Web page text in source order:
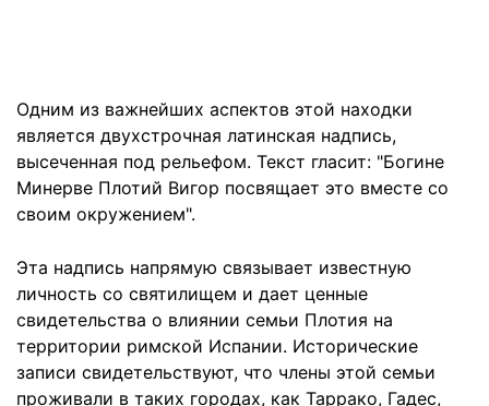
Одним из важнейших аспектов этой находки
является двухстрочная латинская надпись,
высеченная под рельефом. Текст гласит: "Богине
Минерве Плотий Вигор посвящает это вместе со
своим окружением".
Эта надпись напрямую связывает известную
личность со святилищем и дает ценные
свидетельства о влиянии семьи Плотия на
территории римской Испании. Исторические
записи свидетельствуют, что члены этой семьи
проживали в таких городах, как Таррако, Гадес,